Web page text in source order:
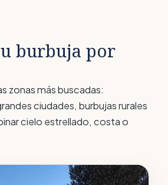
burbuja por
zonas más buscadas:
ciudades, burbujas rurales
cielo estrellado, costa o